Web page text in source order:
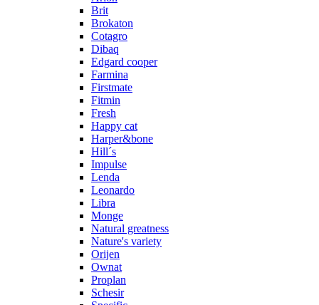
Brit
Brokaton
Cotagro
Dibaq
Edgard cooper
Farmina
Firstmate
Fitmin
Fresh
Happy cat
Harper&bone
Hill´s
Impulse
Lenda
Leonardo
Libra
Monge
Natural greatness
Nature's variety
Orijen
Ownat
Proplan
Schesir